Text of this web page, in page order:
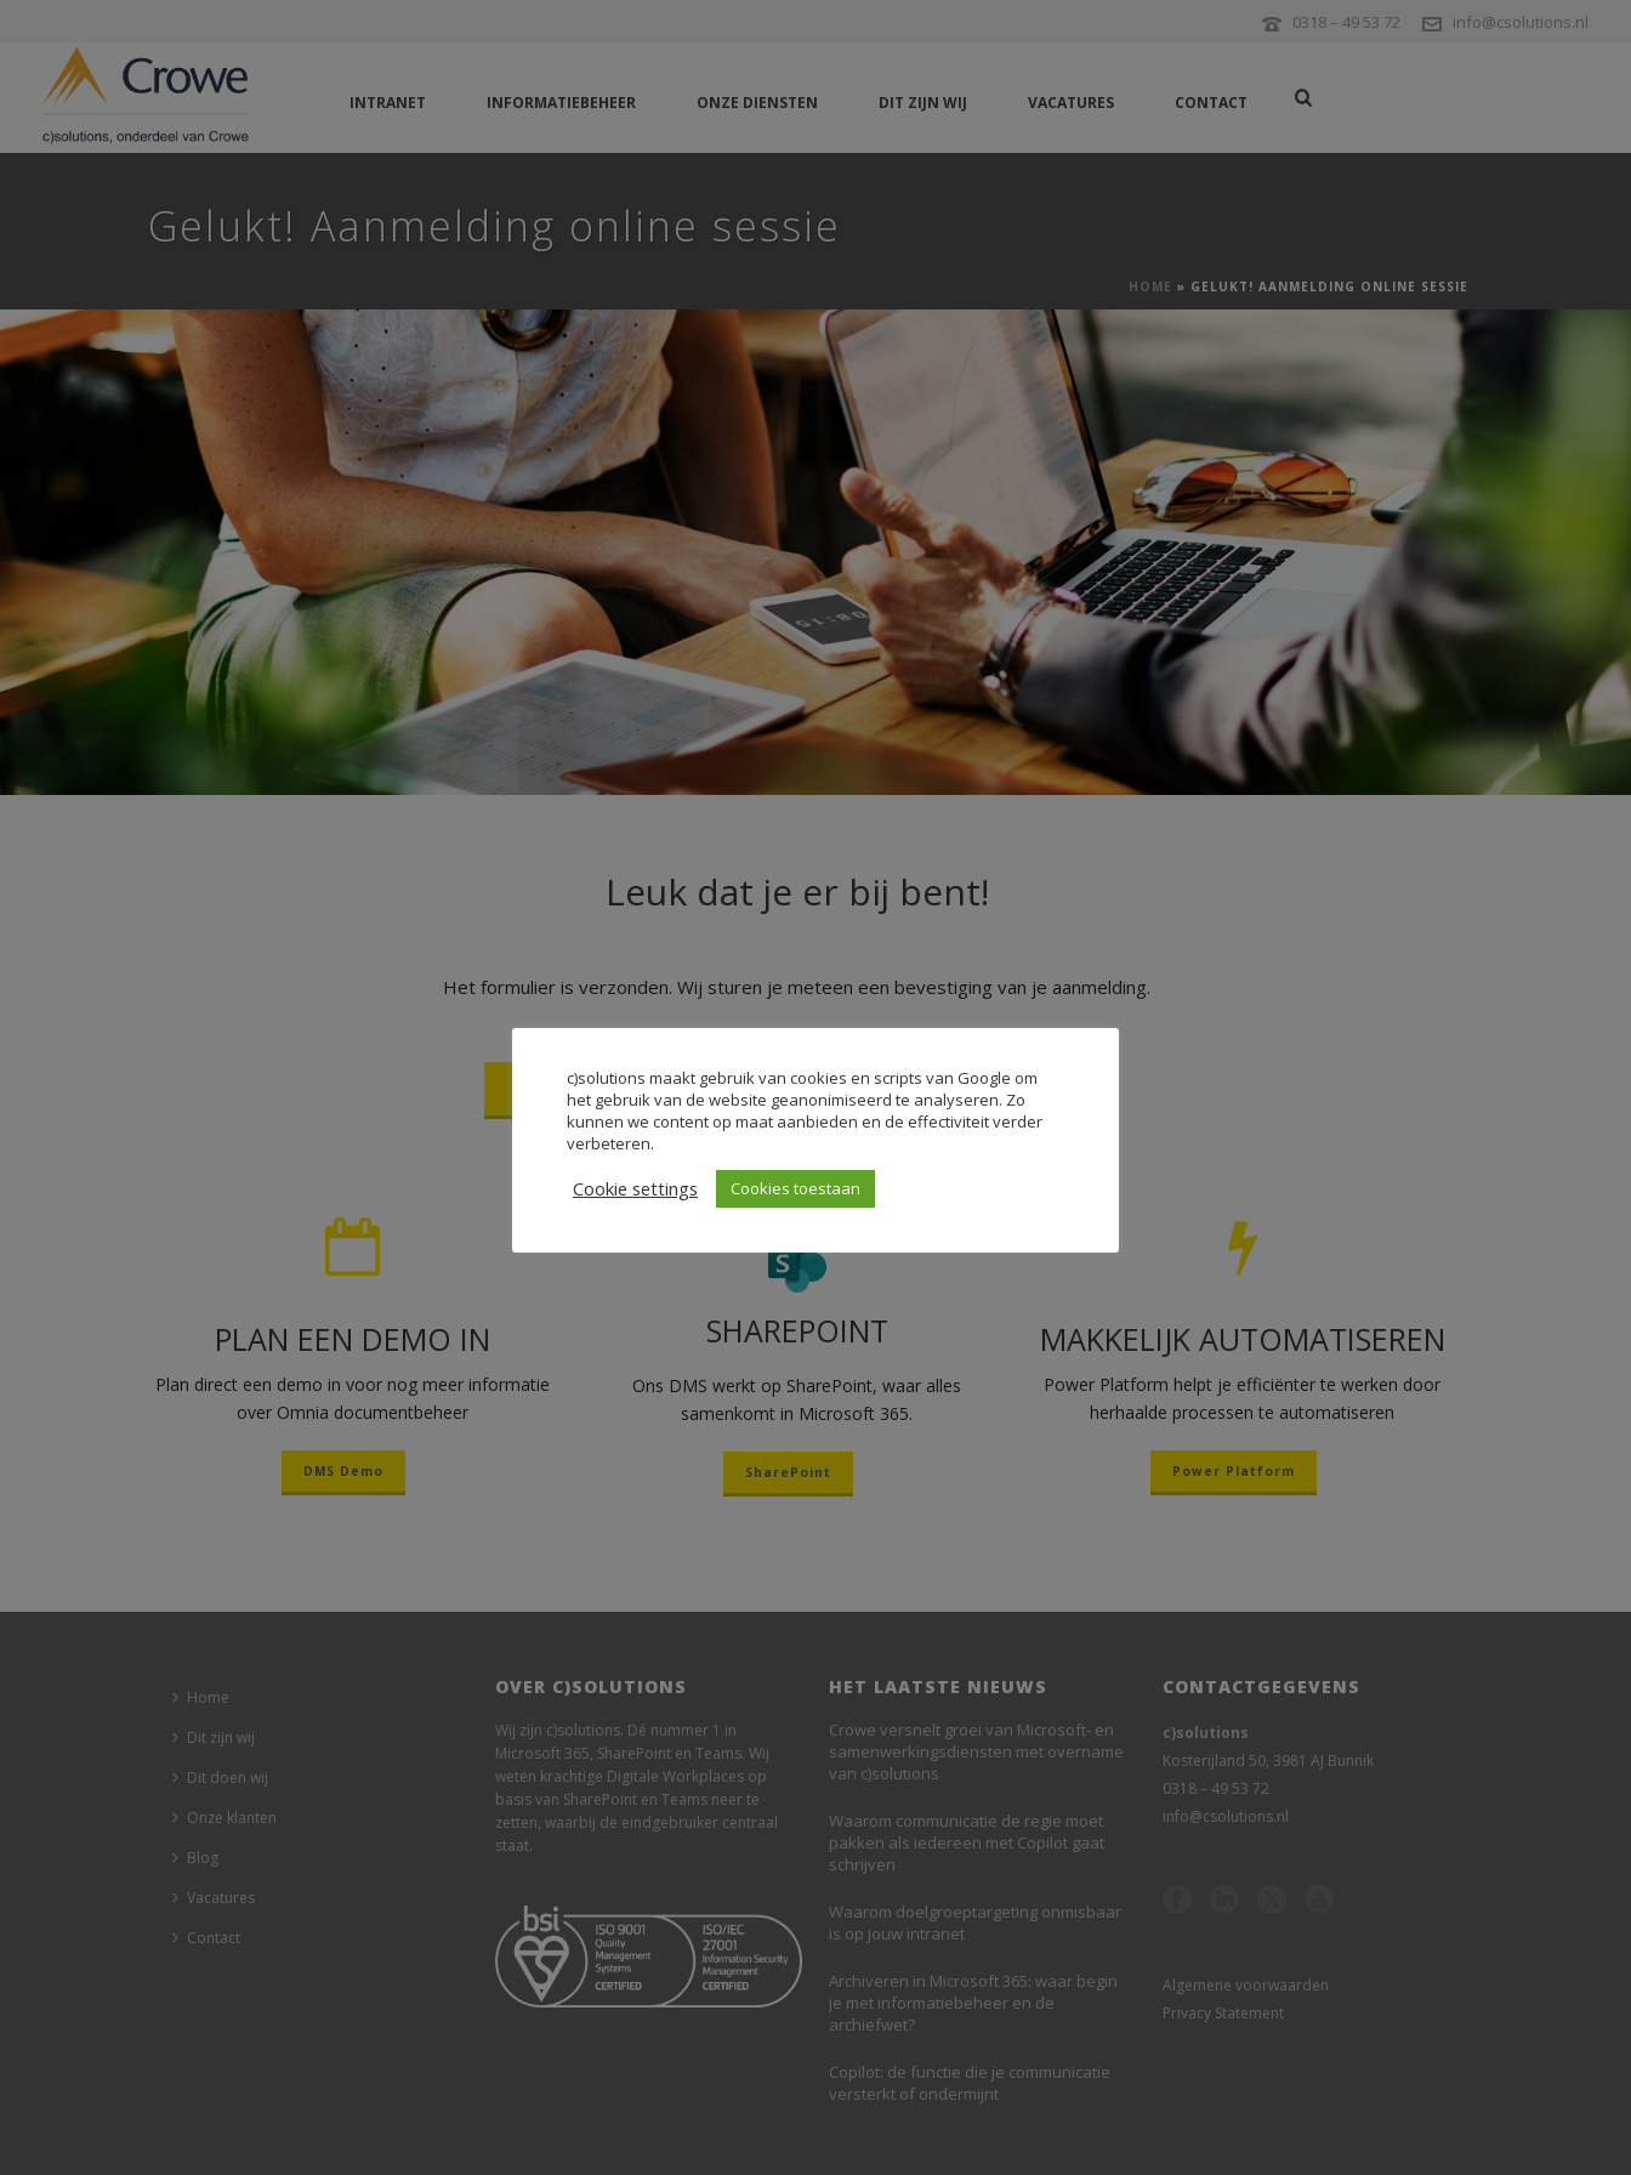
0318 – 49 53 72 info@csolutions.nl
INTRANET INFORMATIEBEHEER ONZE DIENSTEN DIT ZIJN WIJ VACATURES CONTACT
Gelukt! Aanmelding online sessie
HOME » GELUKT! AANMELDING ONLINE SESSIE
Leuk dat je er bij bent!
Het formulier is verzonden. Wij sturen je meteen een bevestiging van je aanmelding.
Zet ons webinar in je agenda!
PLAN EEN DEMO IN
Plan direct een demo in voor nog meer informatie
over Omnia documentbeheer
DMS Demo
SHAREPOINT
Ons DMS werkt op SharePoint, waar alles
samenkomt in Microsoft 365.
SharePoint
MAKKELIJK AUTOMATISEREN
Power Platform helpt je efficiënter te werken door
herhaalde processen te automatiseren
Power Platform
Home
Dit zijn wij
Dit doen wij
Onze klanten
Blog
Vacatures
Contact
OVER C)SOLUTIONS
Wij zijn c)solutions. Dé nummer 1 in
Microsoft 365, SharePoint en Teams. Wij
weten krachtige Digitale Workplaces op
basis van SharePoint en Teams neer te
zetten, waarbij de eindgebruiker centraal
staat.
HET LAATSTE NIEUWS
Crowe versnelt groei van Microsoft- en
samenwerkingsdiensten met overname
van c)solutions
Waarom communicatie de regie moet
pakken als iedereen met Copilot gaat
schrijven
Waarom doelgroeptargeting onmisbaar
is op jouw intranet
Archiveren in Microsoft 365: waar begin
je met informatiebeheer en de
archiefwet?
Copilot: de functie die je communicatie
versterkt of ondermijnt
CONTACTGEGEVENS
c)solutions
Kosterijland 50, 3981 AJ Bunnik
0318 – 49 53 72
info@csolutions.nl
Algemene voorwaarden
Privacy Statement
c)solutions maakt gebruik van cookies en scripts van Google om
het gebruik van de website geanonimiseerd te analyseren. Zo
kunnen we content op maat aanbieden en de effectiviteit verder
verbeteren.
Cookie settings Cookies toestaan